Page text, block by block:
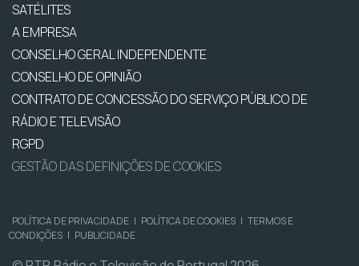
SATÉLITES
A EMPRESA
CONSELHO GERAL INDEPENDENTE
CONSELHO DE OPINIÃO
CONTRATO DE CONCESSÃO DO SERVIÇO PÚBLICO DE
RÁDIO E TELEVISÃO
RGPD
GESTÃO DAS DEFINIÇÕES DE COOKIES
POLÍTICA DE PRIVACIDADE | POLÍTICA DE COOKIES | TERMOS E
CONDIÇÕES | PUBLICIDADE